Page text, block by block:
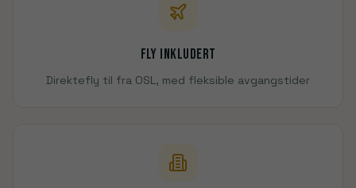
Fly inkludert
Direktefly til fra OSL, med fleksible avgangstider